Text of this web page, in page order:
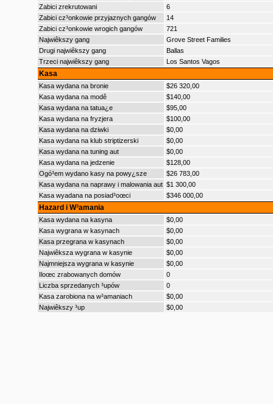
Zabici zrekrutowani
6
Zabici cz³onkowie przyjaznych gangów
14
Zabici cz³onkowie wrogich gangów
721
Najwiêkszy gang
Grove Street Families
Drugi najwiêkszy gang
Ballas
Trzeci najwiêkszy gang
Los Santos Vagos
Kasa
Kasa wydana na bronie
$26 320,00
Kasa wydana na modê
$140,00
Kasa wydana na tatua¿e
$95,00
Kasa wydana na fryzjera
$100,00
Kasa wydana na dziwki
$0,00
Kasa wydana na klub striptizerski
$0,00
Kasa wydana na tuning aut
$0,00
Kasa wydana na jedzenie
$128,00
Ogó³em wydano kasy na powy¿sze
$26 783,00
Kasa wydana na naprawy i malowania aut $1 300,00
Kasa wyadana na posiad³oœci
$346 000,00
Hazard i W³amania
Kasa wydana na kasyna
$0,00
Kasa wygrana w kasynach
$0,00
Kasa przegrana w kasynach
$0,00
Najwiêksza wygrana w kasynie
$0,00
Najmniejsza wygrana w kasynie
$0,00
Iloœc zrabowanych domów
0
Liczba sprzedanych ³upów
0
Kasa zarobiona na w³amaniach
$0,00
Najwiêkszy ³up
$0,00